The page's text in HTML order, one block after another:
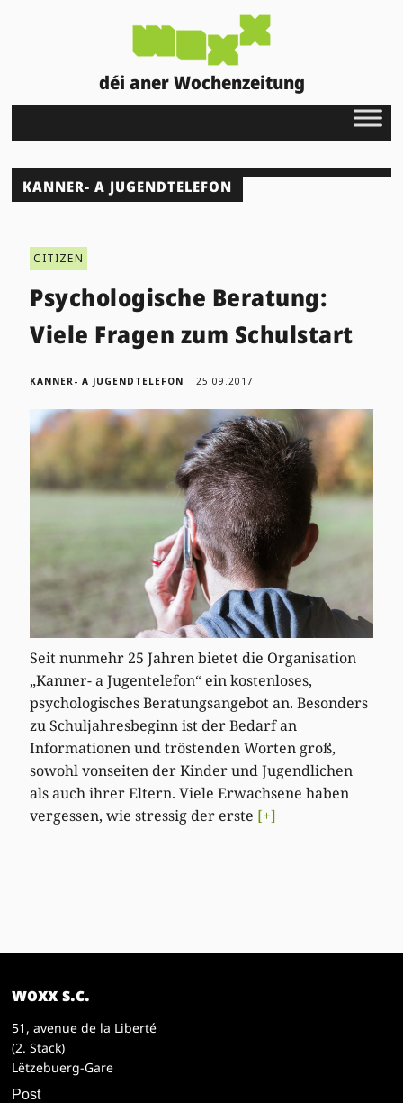
déi aner Wochenzeitung
KANNER- A JUGENDTELEFON
CITIZEN
Psychologische Beratung:
Viele Fragen zum Schulstart
KANNER- A JUGENDTELEFON 25.09.2017
Seit nunmehr 25 Jahren bietet die Organisation
„Kanner- a Jugentelefon“ ein kostenloses,
psychologisches Beratungsangebot an. Besonders
zu Schuljahresbeginn ist der Bedarf an
Informationen und tröstenden Worten groß,
sowohl vonseiten der Kinder und Jugendlichen
als auch ihrer Eltern. Viele Erwachsene haben
vergessen, wie stressig der erste [+]
woxx s.c.
51, avenue de la Liberté
(2. Stack)
Lëtzebuerg-Gare
Post